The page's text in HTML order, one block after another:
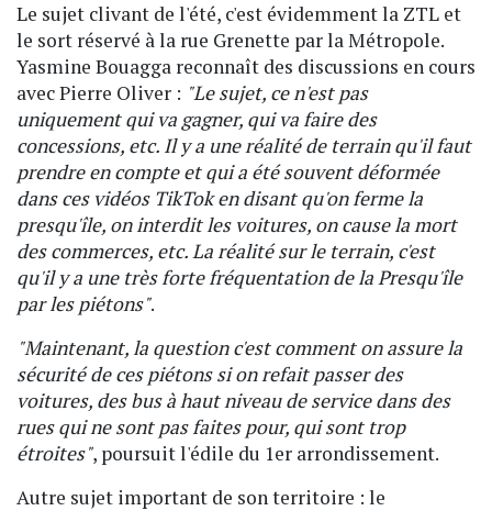
Le sujet clivant de l'été, c'est évidemment la ZTL et
le sort réservé à la rue Grenette par la Métropole.
Yasmine Bouagga reconnaît des discussions en cours
avec Pierre Oliver : "Le sujet, ce n'est pas
uniquement qui va gagner, qui va faire des
concessions, etc. Il y a une réalité de terrain qu'il faut
prendre en compte et qui a été souvent déformée
dans ces vidéos TikTok en disant qu'on ferme la
presqu'île, on interdit les voitures, on cause la mort
des commerces, etc. La réalité sur le terrain, c'est
qu'il y a une très forte fréquentation de la Presqu'île
par les piétons".
"Maintenant, la question c'est comment on assure la
sécurité de ces piétons si on refait passer des
voitures, des bus à haut niveau de service dans des
rues qui ne sont pas faites pour, qui sont trop
étroites", poursuit l'édile du 1er arrondissement.
Autre sujet important de son territoire : le